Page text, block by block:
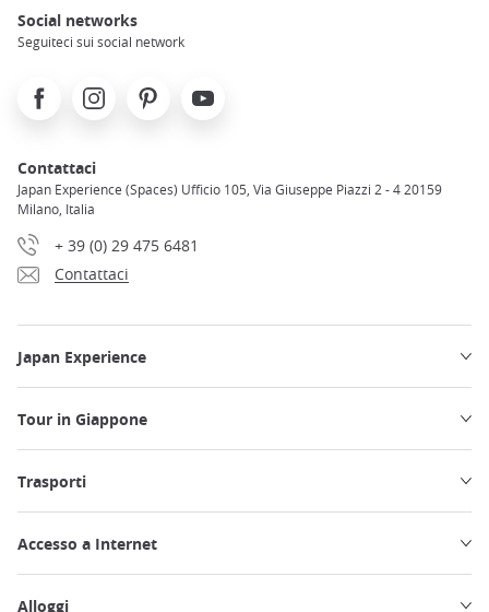
Social networks
Seguiteci sui social network
FacebookInstagramPinterest Youtube
Contattaci
Japan Experience (Spaces) Ufficio 105, Via Giuseppe Piazzi 2 - 4 20159
Milano, Italia
+ 39 (0) 29 475 6481
Contattaci
Japan Experience
Tour in Giappone
Trasporti
Accesso a Internet
Alloggi